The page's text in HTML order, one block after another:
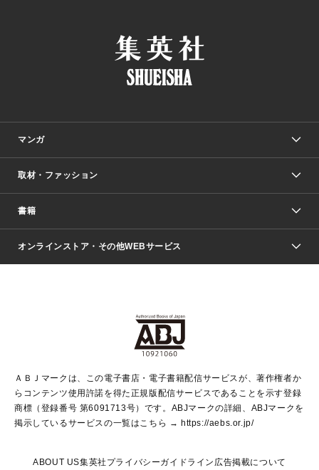
マンガ
少年マンガ
Vジャンプ
ジャンプルーキー！
ジャンプTOON
S-MANGA
集英社ジャンプリミックス
週刊ヤングジャンプ
ウルトラジャンプ
少女マンガ
リマコミ＋
マンガMeets
月刊オフィスユー
取材・ファッション
Seventeen
LEE
Marisol
T JAPAN:The New York Times Style Magazine
芸能・情報・スポーツ
パラスポ＋！
書籍
文芸・文庫・総合
青春と読書
アジア人物史
集英社新書
集英社新書プラス
よみタイ
ライトノベル・ノベライズ
集英社Webマガジン Cobalt
集英社オレンジ文庫
シフォン文庫
JUMP j BOOKS
集英社みらい文庫
S-KIDS.LAND
オンラインストア・その他WEBサービス
SHUEISHA MANGA-ART HERITAGE
HAPPY PLUS STORE
shueisha vox
EDITOR'S LAB
ＡＢＪマークは、この電子書店・電子書籍配信サービスが、著作権者か
らコンテンツ使用許諾を得た正規版配信サービスであることを示す登録
商標（登録番号 第6091713号）です。ABJマークの詳細、ABJマークを
掲示しているサービスの一覧はこちら → https://aebs.or.jp/
ABOUT US集英社プライバシーガイドライン 広告掲載について